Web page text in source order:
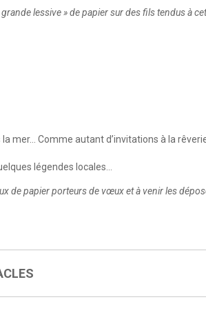
lessive » de papier sur des fils tendus à
mer… Comme autant d’invitations à la
légendes locales…
de papier porteurs de vœux et à venir les